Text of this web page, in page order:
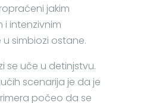
jakim
intenzivnim
simbiozi ostane.
se uče u detinjstvu.
scenarija je da je
počeo da se